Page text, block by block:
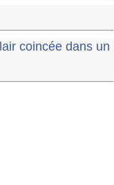
coincée dans un